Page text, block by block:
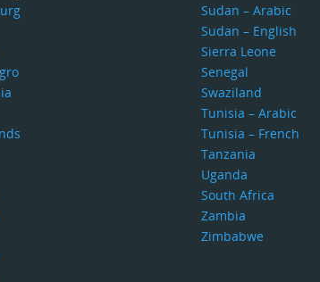
Sudan – Arabic
Sudan – English
Sierra Leone
Senegal
Swaziland
Tunisia – Arabic
Tunisia – French
Tanzania
Uganda
South Africa
Zambia
Zimbabwe